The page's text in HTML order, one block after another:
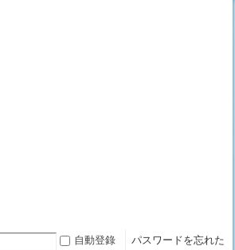
自動登錄
パスワードを忘れた